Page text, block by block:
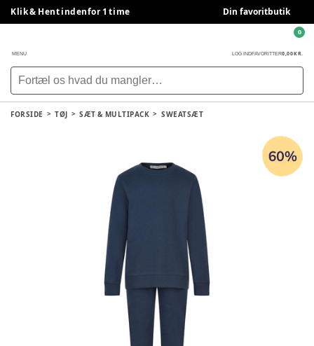
Klik & Hent indenfor 1 time Din favoritbutik
MENU LOG INDFAVORITTER0,00 KR.
0
FORSIDE TØJ SÆT & MULTIPACK SWEATSÆT